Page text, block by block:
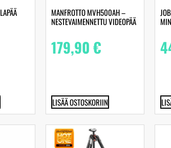
MANFROTTO MVH500AH –
NESTEVAIMENNETTU VIDEOPÄÄ
179,90€
LISÄÄ OSTOSKORIIN